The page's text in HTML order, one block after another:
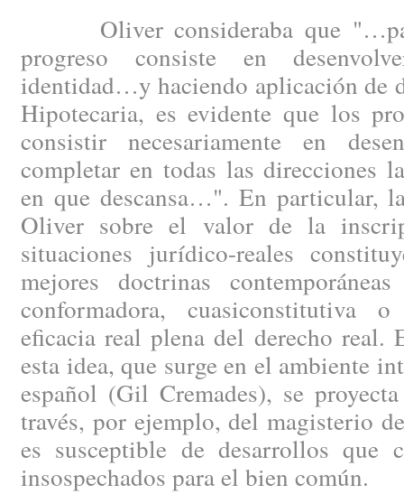
Oliver consideraba que
progreso consiste en
identidad…y haciendo aplicación de
Hipotecaria, es evidente que los
consistir necesariamente en
completar en todas las direcciones
en que descansa…". En particular,
Oliver sobre el valor de la
situaciones jurídico-reales
mejores doctrinas
conformadora, cuasiconstitutiva
eficacia real plena del derecho real.
esta idea, que surge en el ambiente
español (Gil Cremades), se
través, por ejemplo, del magisterio
es susceptible de desarrollos que
insospechados para el bien común.